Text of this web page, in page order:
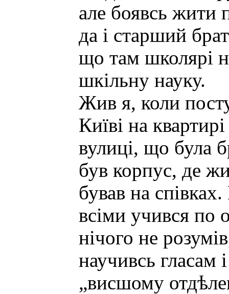
але боявсь
да і старший
що там школярі
шкільну науку.
Жив я, коли
Київі на
вулиці, що була
був корпус, де
бував на
всіми учився по
нічого не
научивсь гласам
„висшому